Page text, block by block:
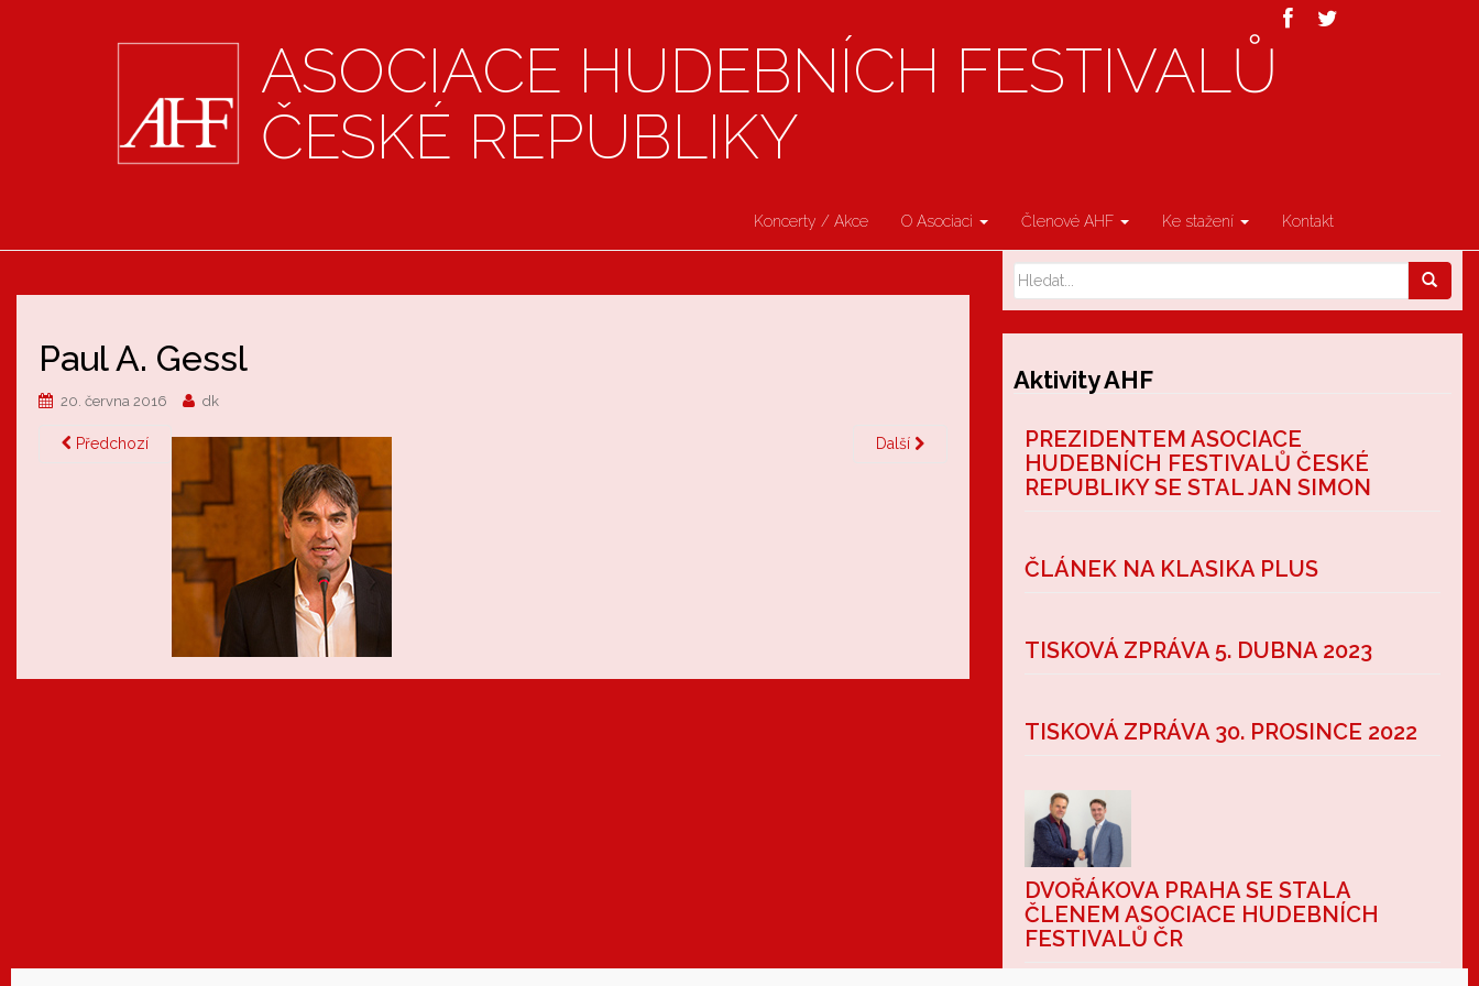
ASOCIACE HUDEBNÍCH FESTIVALŮ
ČESKÉ REPUBLIKY
Koncerty / Akce O Asociaci Členové AHF Ke stažení Kontakt
Paul A. Gessl
20. června 2016 dk
Předchozí Další
Aktivity AHF
PREZIDENTEM ASOCIACE
HUDEBNÍCH FESTIVALŮ ČESKÉ
REPUBLIKY SE STAL JAN SIMON
ČLÁNEK NA KLASIKA PLUS
TISKOVÁ ZPRÁVA 5. DUBNA 2023
TISKOVÁ ZPRÁVA 30. PROSINCE 2022
DVOŘÁKOVA PRAHA SE STALA
ČLENEM ASOCIACE HUDEBNÍCH
FESTIVALŮ ČR